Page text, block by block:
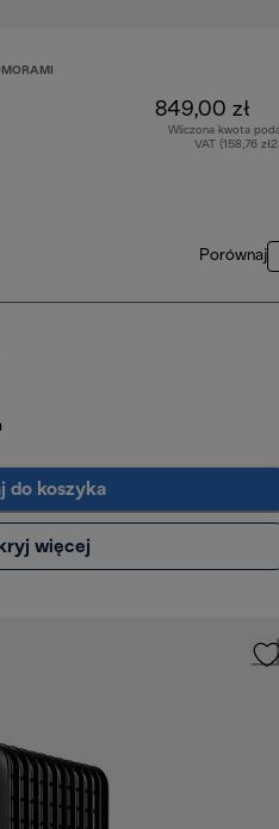
849,00 zł
Wliczona kwota
VAT (158,76
Porównaj
do koszyka
więcej